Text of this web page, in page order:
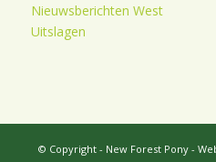
Nieuwsberichten West
Uitslagen
© Copyright - New Forest Pony -